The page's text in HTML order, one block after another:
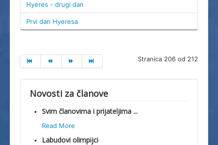
Hyeres - drugi dan
Prvi dan Hyeresa
Stranica 206 od 212
Novosti za članove
Svim članovima i prijateljima ...
Read More
Labudovi olimpijci